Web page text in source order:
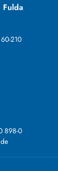
Fulda
210
898-0